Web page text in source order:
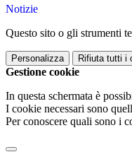
Notizie
Questo sito o gli strumenti
Personalizza Rifiuta tutti i
Gestione cookie
In questa schermata è
I cookie necessari sono
Per conoscere quali sono i